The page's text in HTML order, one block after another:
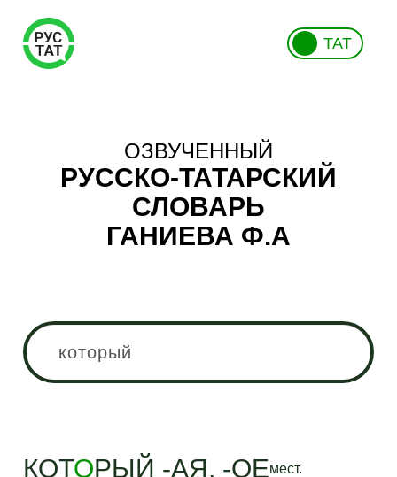
ТАТ
ОЗВУЧЕННЫЙ
РУССКО-ТАТАРСКИЙ
СЛОВАРЬ
ГАНИЕВА Ф.А
КОТОРЫЙ -АЯ, -ОЕмест.